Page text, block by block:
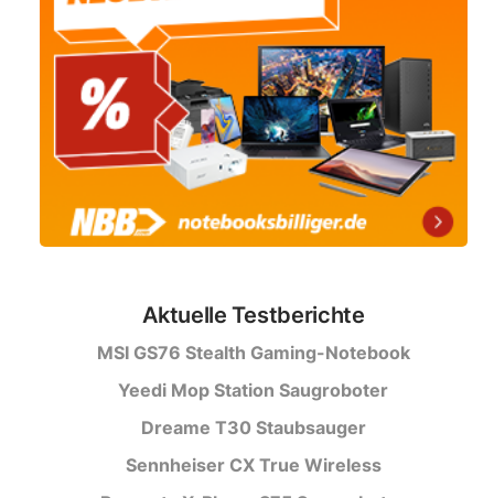
Aktuelle Testberichte
MSI GS76 Stealth Gaming-Notebook
Yeedi Mop Station Saugroboter
Dreame T30 Staubsauger
Sennheiser CX True Wireless